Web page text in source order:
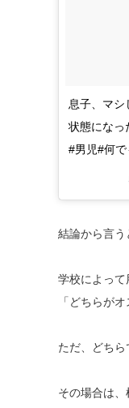
息子、マ
状態になっ
#男児#何
結論から言う
学校によって
「どちらが
ただ、どちら
その場合は